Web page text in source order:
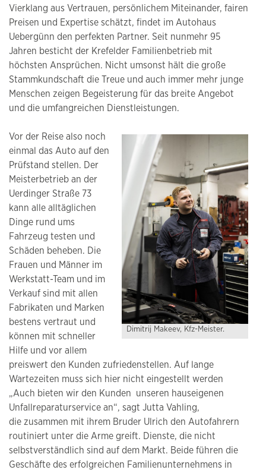
Vierklang aus Vertrauen, persönlichem Miteinander, fairen
Preisen und Expertise schätzt, findet im Autohaus
Uebergünn den perfekten Partner. Seit nunmehr 95
Jahren besticht der Krefelder Familienbetrieb mit
höchsten Ansprüchen. Nicht umsonst hält die große
Stammkundschaft die Treue und auch immer mehr junge
Menschen zeigen Begeisterung für das breite Angebot
und die umfangreichen Dienstleistungen.
Dimitrij Makeev, Kfz-Meister.
Vor der Reise also noch
einmal das Auto auf den
Prüfstand stellen. Der
Meisterbetrieb an der
Uerdinger Straße 73
kann alle alltäglichen
Dinge rund ums
Fahrzeug testen und
Schäden beheben. Die
Frauen und Männer im
Werkstatt-Team und im
Verkauf sind mit allen
Fabrikaten und Marken
bestens vertraut und
können mit schneller
Hilfe und vor allem
preiswert den Kunden zufriedenstellen. Auf lange
Wartezeiten muss sich hier nicht eingestellt werden
„Auch bieten wir den Kunden unseren hauseigenen
Unfallreparaturservice an“, sagt Jutta Vahling,
die zusammen mit ihrem Bruder Ulrich den Autofahrern
routiniert unter die Arme greift. Dienste, die nicht
selbstverständlich sind auf dem Markt. Beide führen die
Geschäfte des erfolgreichen Familienunternehmens in